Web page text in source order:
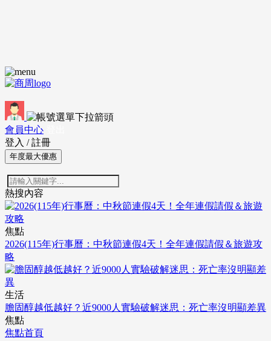
會員中心
登入 / 註冊
年度最大優惠
熱搜內容
焦點
2026(115年)行事曆：中秋節連假4天！全年連假請假＆旅遊攻
略
生活
膽固醇越低越好？近9000人實驗破解迷思：死亡率沒明顯差異
焦點
焦點首頁